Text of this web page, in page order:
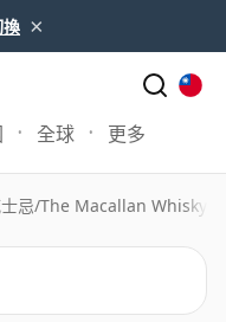
×
全球 更多
忌/The Macallan Whisky